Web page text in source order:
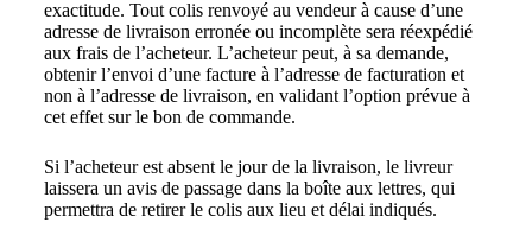
exactitude. Tout colis renvoyé au vendeur à cause d’une
adresse de livraison erronée ou incomplète sera réexpédié
aux frais de l’acheteur. L’acheteur peut, à sa demande,
obtenir l’envoi d’une facture à l’adresse de facturation et
non à l’adresse de livraison, en validant l’option prévue à
cet effet sur le bon de commande.
Si l’acheteur est absent le jour de la livraison, le livreur
laissera un avis de passage dans la boîte aux lettres, qui
permettra de retirer le colis aux lieu et délai indiqués.